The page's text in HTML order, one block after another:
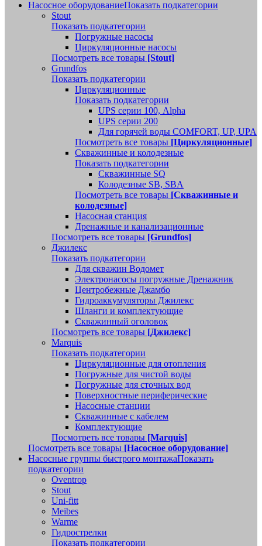
Насосное оборудованиеПоказать подкатегории
Stout
Показать подкатегории
Погружные насосы
Циркуляционные насосы
Посмотреть все товары [Stout]
Grundfos
Показать подкатегории
Циркуляционные
Показать подкатегории
UPS серии 100, Alpha
UPS серии 200
Для горячей воды COMFORT, UP, UPA
Посмотреть все товары [Циркуляционные]
Скважинные и колодезные
Показать подкатегории
Скважинные SQ
Колодезные SB, SBA
Посмотреть все товары [Скважинные и
колодезные]
Насосная станция
Дренажные и канализационные
Посмотреть все товары [Grundfos]
Джилекс
Показать подкатегории
Для скважин Водомет
Электронасосы погружные Дренажник
Центробежные Джамбо
Гидроаккумуляторы Джилекс
Шланги и комплектующие
Скважинный оголовок
Посмотреть все товары [Джилекс]
Marquis
Показать подкатегории
Циркуляционные для отопления
Погружные для чистой воды
Погружные для сточных вод
Поверхностные периферические
Насосные станции
Скважинные с кабелем
Комплектующие
Посмотреть все товары [Marquis]
Посмотреть все товары [Насосное оборудование]
Насосные группы быстрого монтажаПоказать
подкатегории
Oventrop
Stout
Uni-fitt
Meibes
Warme
Гидрострелки
Показать подкатегории